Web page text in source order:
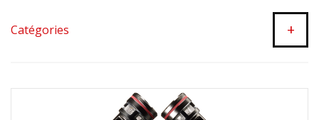
Catégories +